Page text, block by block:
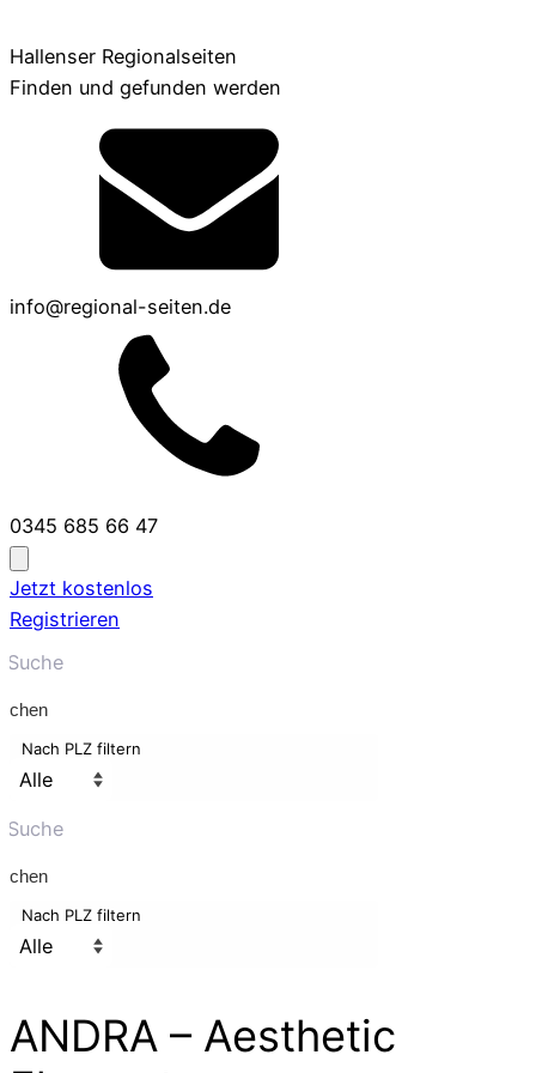
Hallenser Regionalseiten
Finden und gefunden werden
info@regional-seiten.de
0345 685 66 47
Jetzt kostenlos
Registrieren
Nach PLZ filtern
Nach PLZ filtern
ANDRA – Aesthetic